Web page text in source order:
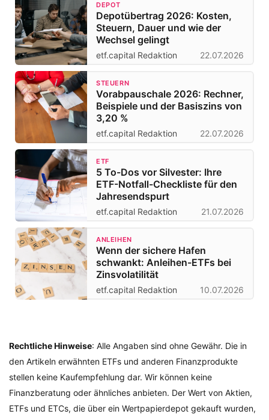
DEPOT
Depotübertrag 2026: Kosten,
Steuern, Dauer und wie der
Wechsel gelingt
etf.capital Redaktion 22.07.2026
STEUERN
Vorabpauschale 2026: Rechner,
Beispiele und der Basiszins von
3,20 %
etf.capital Redaktion 22.07.2026
ETF
5 To-Dos vor Silvester: Ihre
ETF-Notfall-Checkliste für den
Jahresendspurt
etf.capital Redaktion 21.07.2026
ANLEIHEN
Wenn der sichere Hafen
schwankt: Anleihen-ETFs bei
Zinsvolatilität
etf.capital Redaktion 10.07.2026
Rechtliche Hinweise: Alle Angaben sind ohne Gewähr. Die in
den Artikeln erwähnten ETFs und anderen Finanzprodukte
stellen keine Kaufempfehlung dar. Wir können keine
Finanzberatung oder ähnliches anbieten. Der Wert von Aktien,
ETFs und ETCs, die über ein Wertpapierdepot gekauft wurden,